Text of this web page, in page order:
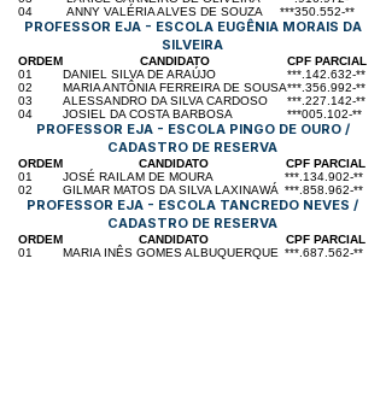
04
ANNY VALÉRIA ALVES DE SOUZA ***350.552-**
PROFESSOR EJA - ESCOLA EUGÊNIA MORAIS DA
SILVEIRA
ORDEM CANDIDATO
CPF PARCIAL
01
DANIEL SILVA DE ARAÚJO
***.142.632-**
02
MARIA ANTÔNIA FERREIRA DE SOUSA***.356.992-**
03
ALESSANDRO DA SILVA CARDOSO
***.227.142-**
04
JOSIEL DA COSTA BARBOSA ***005.102-**
PROFESSOR EJA - ESCOLA PINGO DE OURO /
CADASTRO DE RESERVA
ORDEM CANDIDATO
CPF PARCIAL
01
JOSÉ RAILAM DE MOURA
***.134.902-**
02
GILMAR MATOS DA SILVA LAXINAWÁ ***.858.962-**
PROFESSOR EJA - ESCOLA TANCREDO NEVES /
CADASTRO DE RESERVA
ORDEM CANDIDATO
CPF PARCIAL
01
MARIA INÊS GOMES ALBUQUERQUE ***.687.562-**